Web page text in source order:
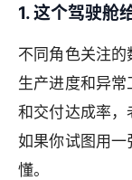
1. 这个驾驶舱
不同角色关注
生产进度和异
和交付达成率，
如果你试图用一
懂。